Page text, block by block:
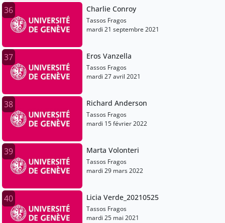
36 Charlie Conroy
Tassos Fragos
mardi 21 septembre 2021
37 Eros Vanzella
Tassos Fragos
mardi 27 avril 2021
38 Richard Anderson
Tassos Fragos
mardi 15 février 2022
39 Marta Volonteri
Tassos Fragos
mardi 29 mars 2022
40 Licia Verde_20210525
Tassos Fragos
mardi 25 mai 2021